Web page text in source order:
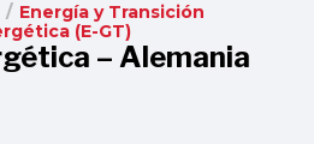
/ Energía y Transición
(E-GT)
– Alemania